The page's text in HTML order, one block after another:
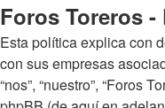
Foros Toreros
Esta política explica con
con sus empresas
“nos”, “nuestro”, “Foros